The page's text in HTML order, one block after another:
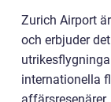
Zurich Airport
och erbjuder
internationella